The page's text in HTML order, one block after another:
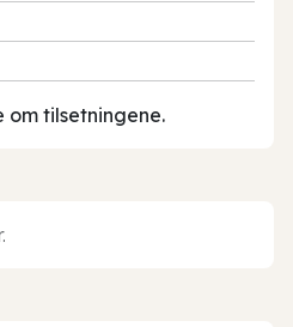
om tilsetningene.